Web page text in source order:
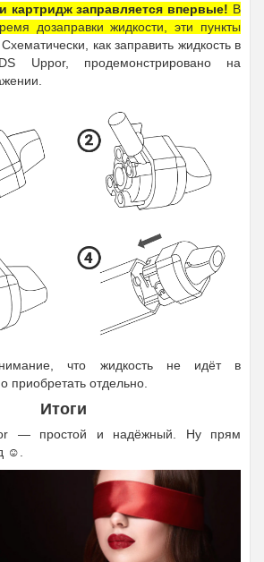
картридж заправляется впервые! В
дозаправки жидкости, эти пункты
Схематически, как заправить жидкость в
Uppor, продемонстрировано на
что жидкость не идёт в
приобретать отдельно.
Итоги
— простой и надёжный. Ну прям
☺️.